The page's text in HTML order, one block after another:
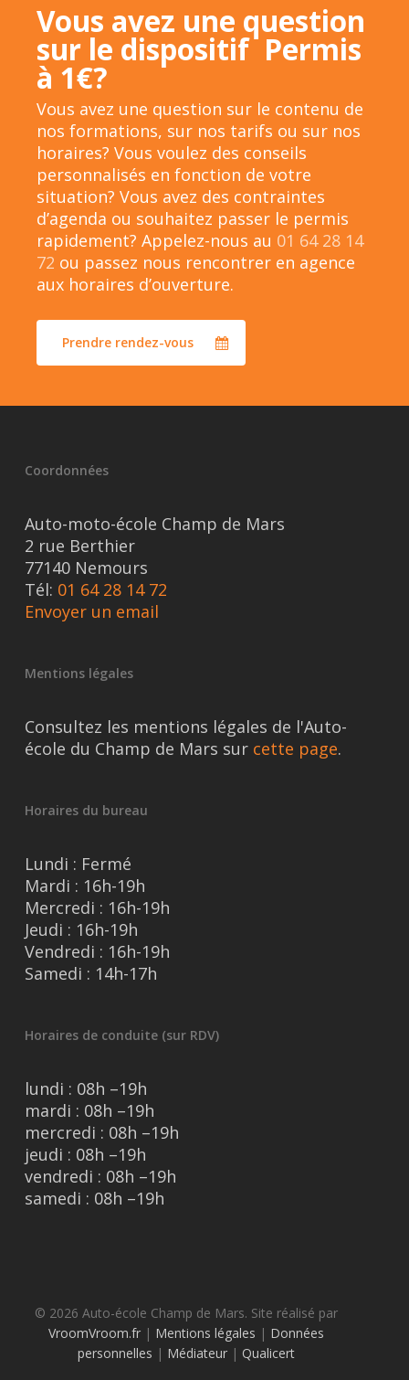
Vous avez une question
sur le dispositif Permis
à 1€?
Vous avez une question sur le contenu de
nos formations, sur nos tarifs ou sur nos
horaires? Vous voulez des conseils
personnalisés en fonction de votre
situation? Vous avez des contraintes
d’agenda ou souhaitez passer le permis
rapidement? Appelez-nous au 01 64 28 14
72 ou passez nous rencontrer en agence
aux horaires d’ouverture.
Prendre rendez-vous
Coordonnées
Auto-moto-école Champ de Mars
2 rue Berthier
77140 Nemours
Tél: 01 64 28 14 72
Envoyer un email
Mentions légales
Consultez les mentions légales de l'Auto-
école du Champ de Mars sur cette page.
Horaires du bureau
Lundi : Fermé
Mardi : 16h-19h
Mercredi : 16h-19h
Jeudi : 16h-19h
Vendredi : 16h-19h
Samedi : 14h-17h
Horaires de conduite (sur RDV)
lundi : 08h –19h
mardi : 08h –19h
mercredi : 08h –19h
jeudi : 08h –19h
vendredi : 08h –19h
samedi : 08h –19h
© 2026 Auto-école Champ de Mars. Site réalisé par
VroomVroom.fr | Mentions légales | Données
personnelles | Médiateur | Qualicert